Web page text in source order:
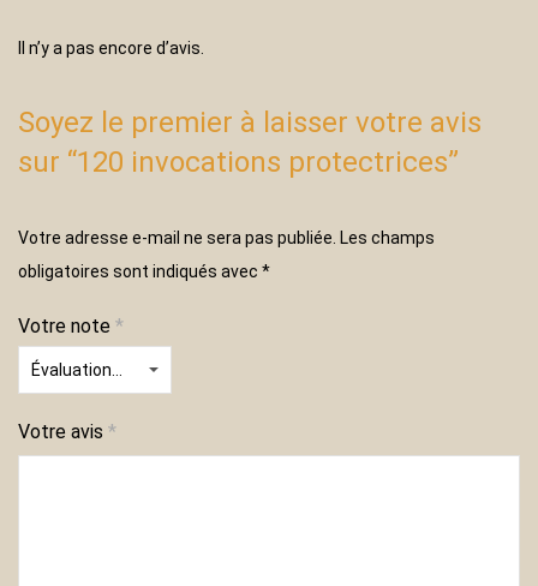
Il n’y a pas encore d’avis.
Soyez le premier à laisser votre avis
sur “120 invocations protectrices”
Votre adresse e-mail ne sera pas publiée. Les champs
obligatoires sont indiqués avec *
Votre note *
Votre avis *